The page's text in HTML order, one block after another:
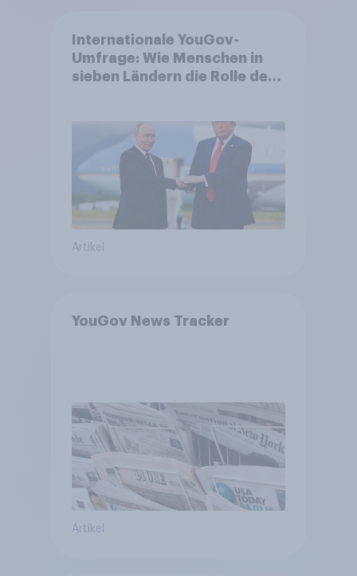
Internationale YouGov-
Umfrage: Wie Menschen in
sieben Ländern die Rolle der
Bedrohungen und Bündnisse
bewerten
Artikel
YouGov News Tracker
Artikel